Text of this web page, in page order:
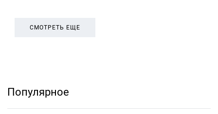
СМОТРЕТЬ ЕЩЕ
Популярное